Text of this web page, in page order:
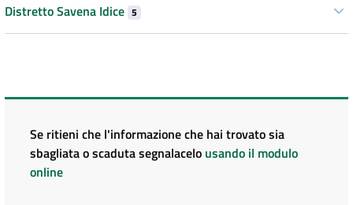
Distretto Savena Idice 5
Se ritieni che l'informazione che hai trovato sia
sbagliata o scaduta segnalacelo usando il modulo
online